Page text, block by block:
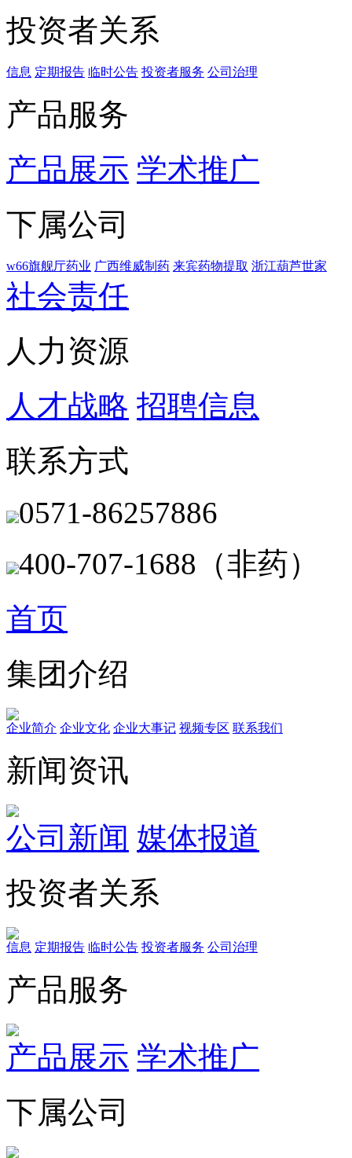
投资者关系
信息 定期报告 临时公告 投资者服务 公司治理
产品服务
产品展示 学术推广
下属公司
w66旗舰厅药业 广西维威制药 来宾药物提取 浙江葫芦世家
社会责任
人力资源
人才战略 招聘信息
联系方式
0571-86257886
400-707-1688（非药）
首页
集团介绍
企业简介 企业文化 企业⼤事记 视频专区 联系我们
新闻资讯
公司新闻 媒体报道
投资者关系
信息 定期报告 临时公告 投资者服务 公司治理
产品服务
产品展示 学术推广
下属公司